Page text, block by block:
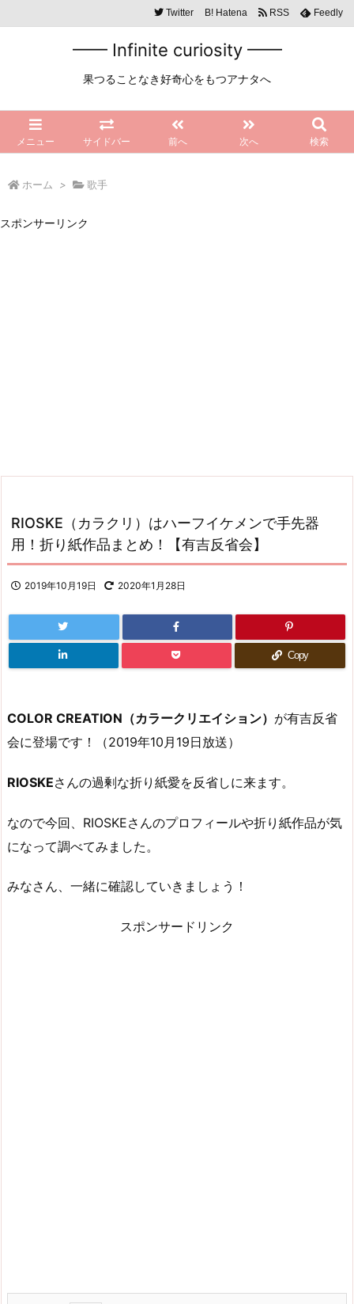
━━ Infinite curiosity ━━
果つることなき好奇心をもつアナタへ
メニュー サイドバー 前へ 次へ 検索
Twitter B! Hatena RSS Feedly
ホーム > 歌手
スポンサーリンク
RIOSKE（カラクリ）はハーフイケメンで手先器
用！折り紙作品まとめ！【有吉反省会】
2019年10月19日 2020年1月28日
Copy
COLOR CREATION（カラークリエイション） が有吉反省
会に登場です！（2019年10月19日放送）
RIOSKEさんの過剰な折り紙愛を反省しに来ます。
なので今回、RIOSKEさんのプロフィールや折り紙作品が気
になって調べてみました。
みなさん、一緒に確認していきましょう！
スポンサードリンク